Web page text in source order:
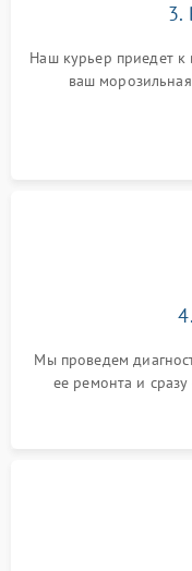
3.
Наш курьер приедет к
ваш
Мы проведем
ее ремонта и